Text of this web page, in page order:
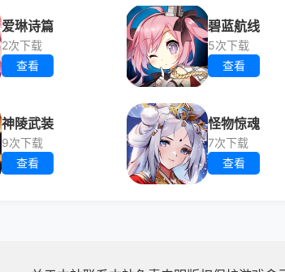
爱琳诗篇
2次下载
查看
碧蓝航线
5次下载
查看
神陵武装
9次下载
查看
怪物惊魂
7次下载
查看